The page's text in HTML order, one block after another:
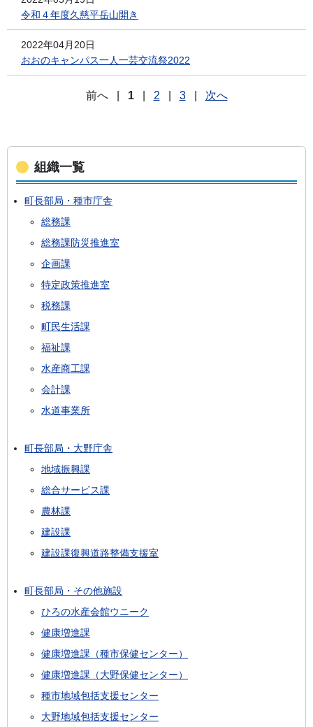
令和４年度久慈平岳山開き
2022年04月20日
おおのキャンパス一人一芸交流祭2022
前へ 1 2 3 次へ
組織一覧
町長部局・種市庁舎
総務課
総務課防災推進室
企画課
特定政策推進室
税務課
町民生活課
福祉課
水産商工課
会計課
水道事業所
町長部局・大野庁舎
地域振興課
総合サービス課
農林課
建設課
建設課復興道路整備支援室
町長部局・その他施設
ひろの水産会館ウニーク
健康増進課
健康増進課（種市保健センター）
健康増進課（大野保健センター）
種市地域包括支援センター
大野地域包括支援センター